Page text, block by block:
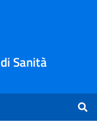
Sanità